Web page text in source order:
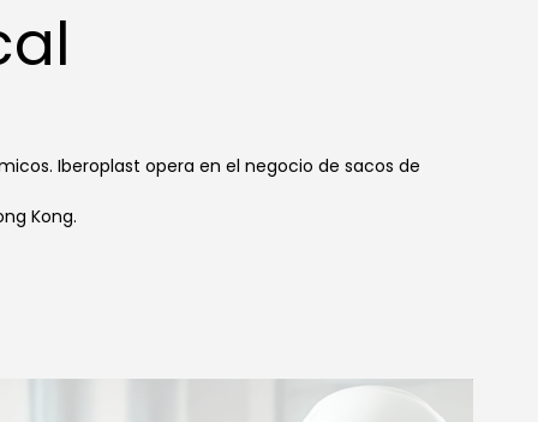
Iberoplast opera en el negocio de sacos de
Kong.